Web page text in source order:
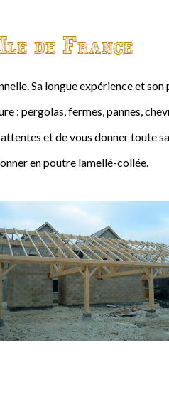
de France
Sa longue expérience et
: pergolas, fermes, pannes,
et de vous donner toute
en poutre lamellé-collée.